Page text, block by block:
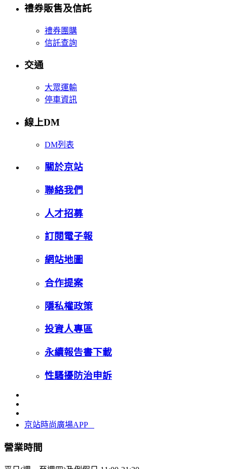
禮券販售及信託
禮券團購
信託查詢
交通
大眾運輸
停車資訊
線上DM
DM列表
關於京站
聯絡我們
人才招募
訂閱電子報
網站地圖
合作提案
隱私權政策
投資人專區
永續報告書下載
性騷擾防治申訴
京站時尚廣場APP
營業時間